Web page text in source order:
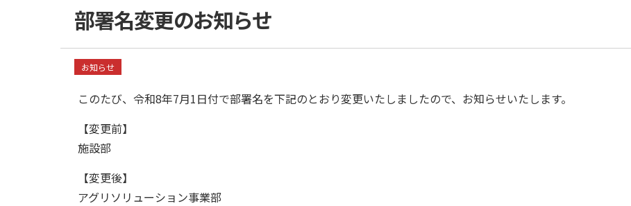
部署名変更のお知らせ
お知らせ
このたび、令和8年7月1日付で部署名を下記のとおり変更いたしましたので、お知らせいたします。
【変更前】
施設部
【変更後】
アグリソリューション事業部